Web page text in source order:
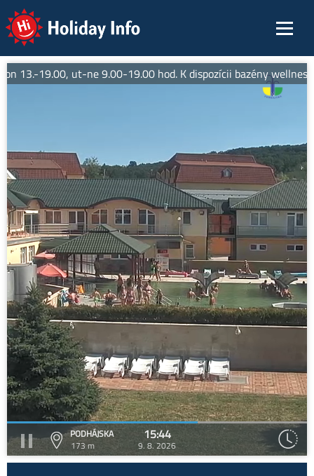
Holiday Info
13.-19.00, ut-ne 9.00-19.00 hod. K dispozícii bazény
PODHÁJSKA
173 m
15:44
9. 8. 2026